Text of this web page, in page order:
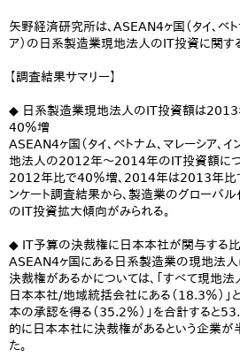
矢野経済研究所は、ASEAN4ヶ国（タイ、ベト
ア）の日系製造業現地法人のIT投資に関す
【調査結果サマリー】
◆ 日系製造業現地法人のIT投資額は
40％増
ASEAN4ヶ国（タイ、ベトナム、マレーシア、
地法人の2012年～2014年のIT投資額に
2012年比で40％増、2014年は2013年比
ンケート調査結果から、製造業のグローバ
のIT投資拡大傾向がみられる。
◆ IT予算の決裁権に日本本社が関与する
ASEAN4ヶ国にある日系製造業の現地法
決裁権があるかについては、「すべて現地法
日本本社/地域統括会社にある（18.3％）」
本の承認を得る（35.2％）」を合計すると
的に日本本社に決裁権があるという企業が
た。